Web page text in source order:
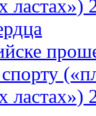
ластах»)